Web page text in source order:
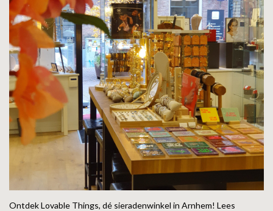
SANJOYA
GNOES
YMALA
REBEL & ROSE
SILK | SALE
SER INTREPIDA | SS25
HORLOGE
SALE
CADEAU MAN
CADEAUTJES TOT € 50
CADEAUTJES TOT € 100
CADEAUTJES VANAF € 100
BLOG
Ontdek Lovable Things, dé sieradenwinkel in Arnhem! Lees